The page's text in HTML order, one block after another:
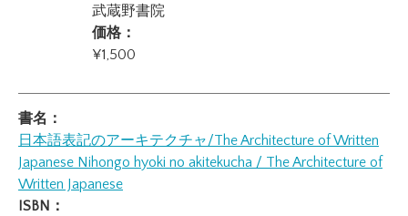
武蔵野書院
価格：
¥1,500
書名：
日本語表記のアーキテクチャ/The Architecture of Written
Japanese Nihongo hyoki no akitekucha / The Architecture of
Written Japanese
ISBN：